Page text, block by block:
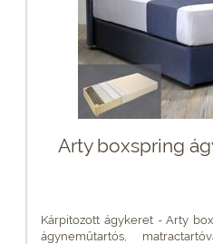
Arty boxspring
Kárpitozott ágykeret - Arty
ágyneműtartós,